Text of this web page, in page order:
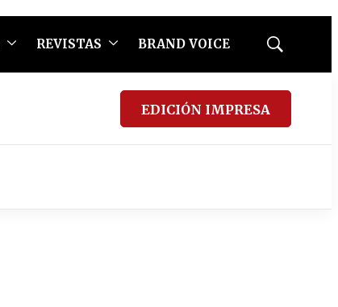
REVISTAS BRAND VOICE
Mostrar
EDICIÓN IMPRESA